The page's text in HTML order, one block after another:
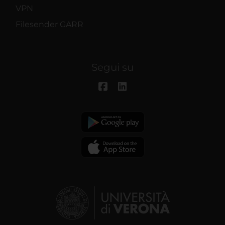
VPN
Filesender GARR
Segui su